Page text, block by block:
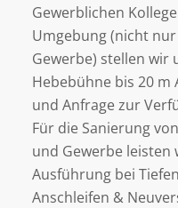
Gewerblichen
Umgebung (nicht
Gewerbe) stellen wir
Hebebühnebis 20 m
und Anfrage zur
Für die Sanierung
und Gewerbe leisten
Ausführung bei
Anschleifen &